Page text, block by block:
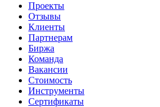
Проекты
Отзывы
Клиенты
Партнерам
Биржа
Команда
Вакансии
Стоимость
Инструменты
Сертификаты